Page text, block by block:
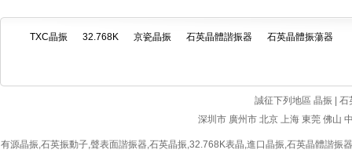
TXC晶振 32.768K 京瓷晶振 石英晶體諧振器 石英晶體振蕩器
誠征下列地區 晶振 |
深圳市 廣州市 北京 上海 東莞 佛山
有源晶振,石英振動子,聲表面諧振器,石英晶振,32.768K表晶,進口晶振,石英晶體諧振器